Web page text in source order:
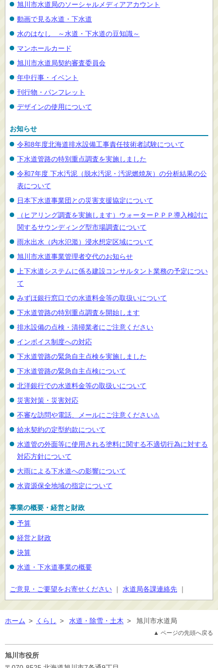
旭川市水道局のソーシャルメディアアカウント
動画で見る水道・下水道
水のはなし ～水道・下水道の豆知識～
マンホールカード
旭川市水道局契約審査委員会
年中行事・イベント
刊行物・パンフレット
デザインの使用について
お知らせ
令和8年度北海道排水設備工事責任技術者試験について
下水道管路の特別重点調査を実施しました
令和7年度 下水汚泥（脱水汚泥・汚泥燃焼灰）の分析結果の公
表について
日本下水道事業団との災害支援協定について
（ヒアリング調査を実施します）ウォーターＰＰＰ導入検討に
関するサウンディング型市場調査について
雨水出水（内水氾濫）浸水想定区域について
旭川市水道事業管理者交代のお知らせ
上下水道システムに係る建設コンサルタント業務の予定につい
て
みずほ銀行窓口での水道料金等の取扱いについて
下水道管路の特別重点調査を開始します
排水設備の点検・清掃業者にご注意ください
インボイス制度への対応
下水道管路の緊急自主点検を実施しました
下水道管路の緊急自主点検について
北洋銀行での水道料金等の取扱いについて
災害対策・災害対応
不審な訪問や電話、メールにご注意ください⚠
給水契約の定型約款について
水道管の外面等に使用される塗料に関する不適切行為に対する
対応方針について
大雨による下水道への影響について
水資源保全地域の指定について
事業の概要・経営と財政
予算
経営と財政
決算
水道・下水道事業の概要
ご意見・ご要望をお寄せください ｜ 水道局各課連絡先 ｜
ホーム > くらし > 水道・除雪・土木 > 旭川市水道局
▲ ページの先頭へ戻る
旭川市役所